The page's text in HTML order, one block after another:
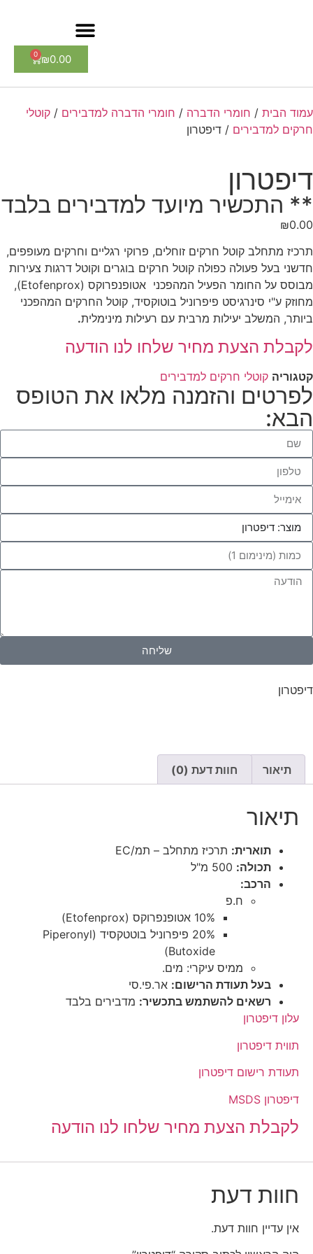
₪0.00
0
עמוד הבית / חומרי הדברה / חומרי הדברה למדבירים / קוטלי
חרקים למדבירים / דיפטרון
דיפטרון
** התכשיר מיועד למדבירים בלבד
₪0.00
תרכיז מתחלב קוטל חרקים זוחלים, פרוקי רגליים וחרקים מעופפים,
חדשני בעל פעולה כפולה קוטל חרקים בוגרים וקוטל דרגות צעירות
מבוסס על החומר הפעיל המהפכני אטופנפרוקס (Etofenprox),
מחוזק ע"י סינרגיסט פיפרוניל בוטוקסיד, קוטל החרקים המהפכני
ביותר, המשלב יעילות מרבית עם רעילות מינימלית.
לקבלת הצעת מחיר שלחו לנו הודעה
קטגוריה קוטלי חרקים למדבירים
לפרטים והזמנה מלאו את הטופס
הבא:
שליחה
דיפטרון
תיאור חוות דעת (0)
תיאור
תוארית: תרכיז מתחלב – תמ/EC
תכולה:
הרכב:
ח.פ
10% אטופנפרוקס (Etofenprox)
20% פיפרוניל בוטטקסיד (Piperonyl
Butoxide)
ממיס עיקרי: מים.
בעל תעודת הרישום: אר.פי.סי
רשאים להשתמש בתכשיר: מדבירים בלבד
עלון דיפטרון
תווית דיפטרון
תעודת רישום דיפטרון
דיפטרון MSDS
לקבלת הצעת מחיר שלחו לנו הודעה
חוות דעת
אין עדיין חוות דעת.